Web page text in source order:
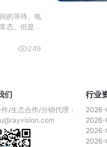
的等待、电
态。但是，
格还非常划
249
们
/生态合作/分销代理：
行业
2026-
2026-